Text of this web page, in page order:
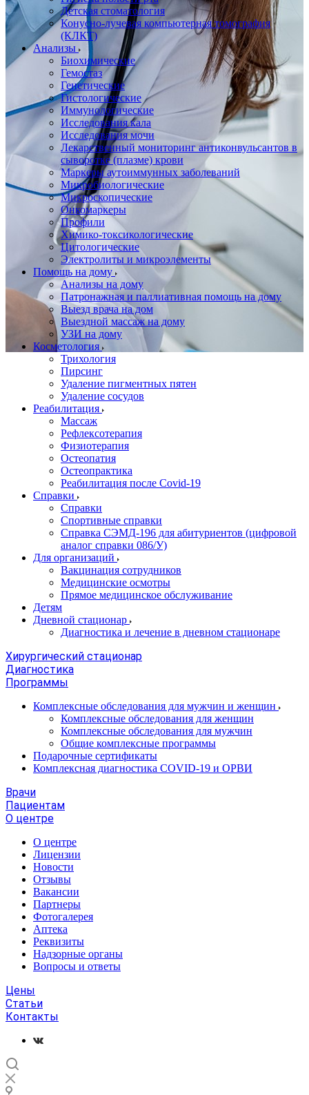
Детская стоматология
Конусно-лучевая компьютерная томография
(КЛКТ)
Анализы
Биохимические
Гемостаз
Генетические
Гистологические
Иммунологические
Исследования кала
Исследования мочи
Лекарственный мониторинг антиконвульсантов в
сыворотке (плазме) крови
Маркеры аутоиммунных заболеваний
Микробиологические
Микроскопические
Онкомаркеры
Профили
Химико-токсикологические
Цитологические
Электролиты и микроэлементы
Помощь на дому
Анализы на дому
Патронажная и паллиативная помощь на дому
Выезд врача на дом
Выездной массаж на дому
УЗИ на дому
Косметология
Трихология
Пирсинг
Удаление пигментных пятен
Удаление сосудов
Реабилитация
Массаж
Рефлексотерапия
Физиотерапия
Остеопатия
Остеопрактика
Реабилитация после Covid-19
Справки
Справки
Спортивные справки
Справка СЭМД‑196 для абитуриентов (цифровой
аналог справки 086/У)
Для организаций
Вакцинация сотрудников
Медицинские осмотры
Прямое медицинское обслуживание
Детям
Дневной стационар
Диагностика и лечение в дневном стационаре
Хирургический стационар
Диагностика
Программы
Комплексные обследования для мужчин и женщин
Комплексные обследования для женщин
Комплексные обследования для мужчин
Общие комплексные программы
Подарочные сертификаты
Комплексная диагностика COVID-19 и ОРВИ
Врачи
Пациентам
О центре
О центре
Лицензии
Новости
Отзывы
Вакансии
Партнеры
Фотогалерея
Аптека
Реквизиты
Надзорные органы
Вопросы и ответы
Цены
Статьи
Контакты